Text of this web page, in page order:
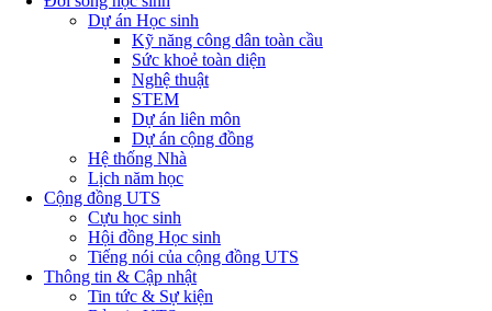
Dự án Học sinh
Kỹ năng công dân toàn cầu
Sức khoẻ toàn diện
Nghệ thuật
STEM
Dự án liên môn
Dự án cộng đồng
Hệ thống Nhà
Lịch năm học
Cộng đồng UTS
Cựu học sinh
Hội đồng Học sinh
Tiếng nói của cộng đồng UTS
Thông tin & Cập nhật
Tin tức & Sự kiện